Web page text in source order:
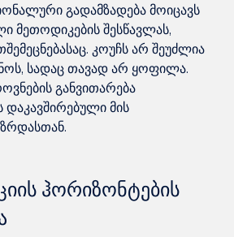
გადამზადება მოიცავს
მეთოდიკების შესწავლას,
კოუჩს არ შეუძლია
სადაც თავად არ ყოფილა.
განვითარება
მის
ჰორიზონტების